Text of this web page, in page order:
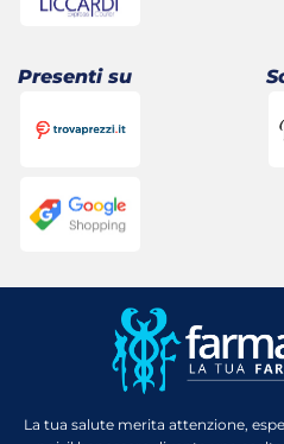
Presenti su
La tua salute merita attenzione,